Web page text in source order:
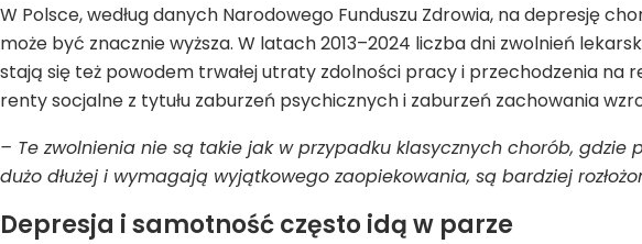
W Polsce, według danych Narodowego Funduszu Zdrowia, na depresję
może być znacznie wyższa. W latach 2013–2024 liczba dni zwolnień
stają się też powodem trwałej utraty zdolności pracy i przechodzenia na
renty socjalne z tytułu zaburzeń psychicznych i zaburzeń zachowania
– Te zwolnienia nie są takie jak w przypadku klasycznych chorób,
dużo dłużej i wymagają wyjątkowego zaopiekowania, są bardziej
Depresja i samotność często idą w parze